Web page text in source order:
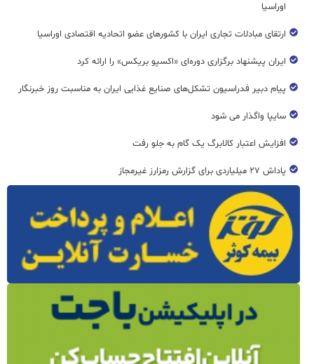
اوراسیا
ارتقای مبادلات تجاری ایران با کشورهای عضو اتحادیه اقتصادی اوراسیا
ایران پیشنهاد برگزاری دوره‌ای «اکسپو بریکس» را ارائه کرد
پیام دبیر فدراسیون تشکل‌های صنایع غذایی ایران به مناسبت روز خبرنگار
سایپا واگذار می شود
افزایش اعتبار کالابرگ یک گام به جلو رفت
پاداش ۲۷ میلیاردی برای گزارش رمزارز غیرمجاز